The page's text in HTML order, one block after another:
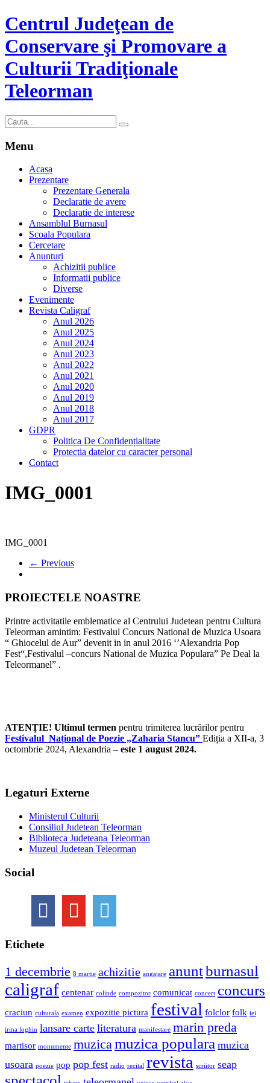
Centrul Judeţean de
Conservare şi Promovare a
Culturii Tradiţionale
Teleorman
Menu
Acasa
Prezentare
Prezentare Generala
Declaratie de avere
Declaratie de interese
Ansamblul Burnasul
Scoala Populara
Cercetare
Anunturi
Achizitii publice
Informatii publice
Diverse
Evenimente
Revista Caligraf
Anul 2026
Anul 2025
Anul 2024
Anul 2023
Anul 2022
Anul 2021
Anul 2020
Anul 2019
Anul 2018
Anul 2017
GDPR
Politica De Confidențialitate
Protectia datelor cu caracter personal
Contact
IMG_0001
IMG_0001
← Previous
PROIECTELE NOASTRE
Printre activitatile emblematice al Centrului Judetean pentru Cultura
Teleorman amintim: Festivalul Concurs National de Muzica Usoara
“ Ghiocelul de Aur” devenit in in anul 2016 ‘’Alexandria Pop
Fest“,Festivalul –concurs National de Muzica Populara” Pe Deal la
Teleormanel” .
ATENȚIE! Ultimul termen pentru trimiterea lucrărilor pentru
Festivalul Național de Poezie „Zaharia Stancu” Ediția a XII-a, 3
octombrie 2024, Alexandria – este 1 august 2024.
Legaturi Externe
Ministerul Culturii
Consiliul Judetean Teleorman
Biblioteca Judeteana Teleorman
Muzeul Judetean Teleorman
Social
Etichete
1 decembrie 8 martie achizitie angajare anuntburnasul
caligraf centenar colinde compozitor comunicat concert concurs
craciun culturala examen expozitie pictura festival folclor folk iei
irina loghin lansare carte literatura manifestare marin preda
martisor monumente muzica muzica populara muzica
usoara poezie pop pop fest radio recital revista scriitor seap